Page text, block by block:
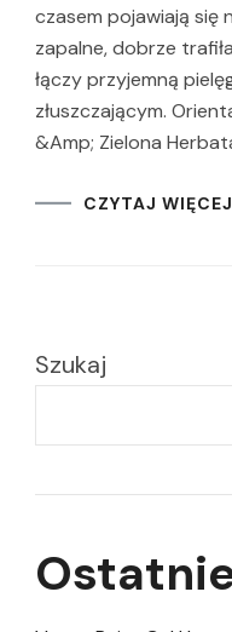
czasem pojawiają się
zapalne, dobrze
łączy przyjemną
złuszczającym.
&Amp; Zielona
CZYTAJ WIĘCEJ
Szukaj